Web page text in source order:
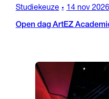
Studiekeuze • 14 nov 2026
Open dag ArtEZ